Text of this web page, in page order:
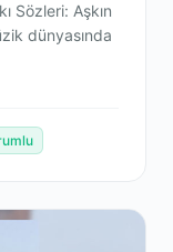
Sözleri: Aşkın
dünyasında